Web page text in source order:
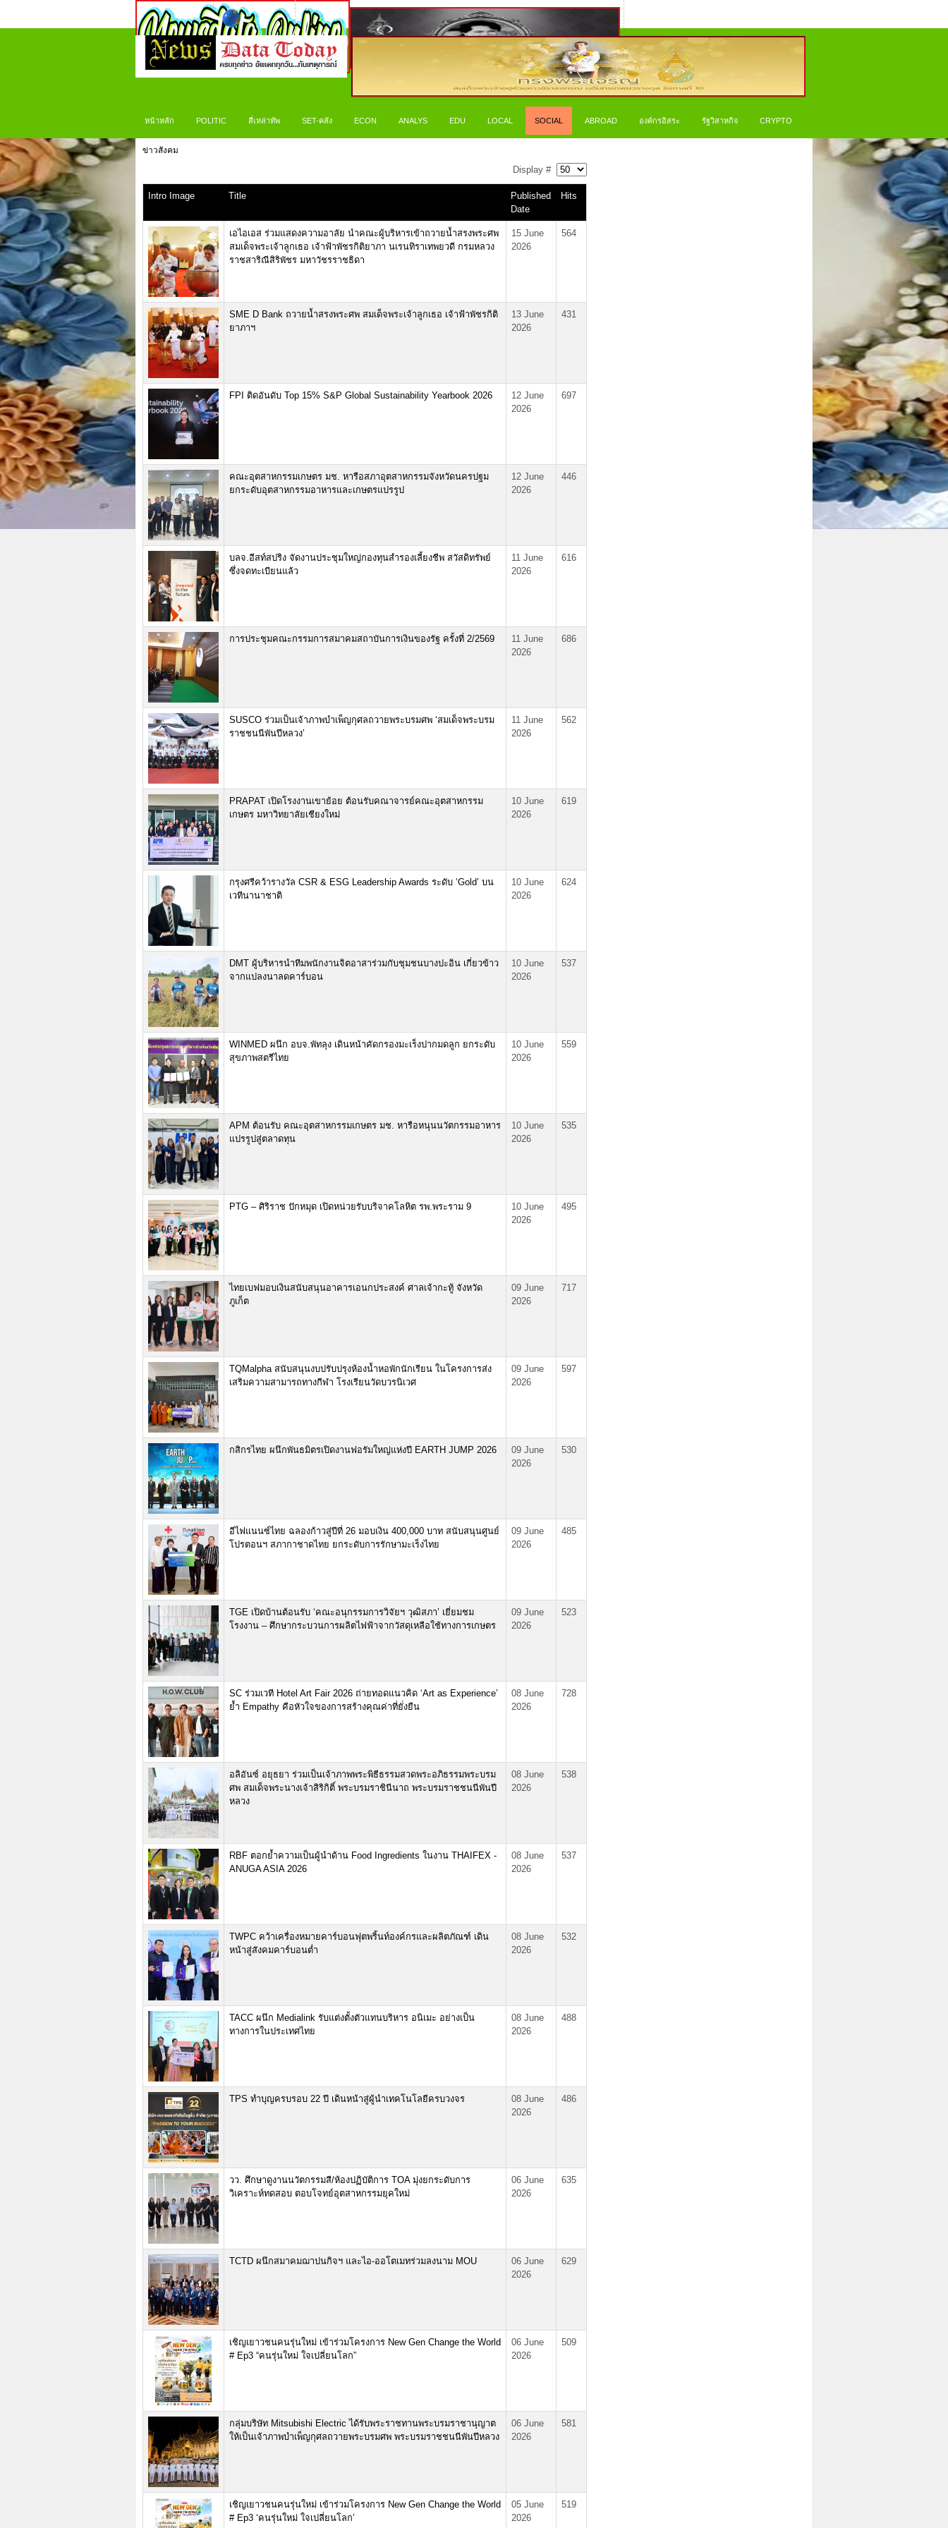
หน้าหลัก POLITIC สี่เหล่าทัพ SET-คลัง ECON ANALYS EDU LOCAL SOCIAL ABROAD องค์กรอิสระ รัฐวิสาหกิจ CRYPTO
ข่าวสังคม
Display #
Intro Image Title
Published
Date
Hits
เอไอเอส ร่วมแสดงความอาลัย นำคณะผู้บริหารเข้าถวายน้ำสรงพระศพ
สมเด็จพระเจ้าลูกเธอ เจ้าฟ้าพัชรกิติยาภา นเรนทิราเทพยวดี กรมหลวง
ราชสาริณีสิริพัชร มหาวัชรราชธิดา
15 June
2026
564
SME D Bank ถวายน้ำสรงพระศพ สมเด็จพระเจ้าลูกเธอ เจ้าฟ้าพัชรกิติ
ยาภาฯ
13 June
2026
431
FPI ติดอันดับ Top 15% S&P Global Sustainability Yearbook 2026
12 June
2026
697
คณะอุตสาหกรรมเกษตร มช. หารือสภาอุตสาหกรรมจังหวัดนครปฐม
ยกระดับอุตสาหกรรมอาหารและเกษตรแปรรูป
12 June
2026
446
บลจ.อีสท์สปริง จัดงานประชุมใหญ่กองทุนสำรองเลี้ยงชีพ สวัสดิทรัพย์
ซึ่งจดทะเบียนแล้ว
11 June
2026
616
การประชุมคณะกรรมการสมาคมสถาบันการเงินของรัฐ ครั้งที่ 2/2569
11 June
2026
686
SUSCO ร่วมเป็นเจ้าภาพบำเพ็ญกุศลถวายพระบรมศพ ‘สมเด็จพระบรม
ราชชนนีพันปีหลวง’
11 June
2026
562
PRAPAT เปิดโรงงานเขาย้อย ต้อนรับคณาจารย์คณะอุตสาหกรรม
เกษตร มหาวิทยาลัยเชียงใหม่
10 June
2026
619
กรุงศรีคว้ารางวัล CSR & ESG Leadership Awards ระดับ ‘Gold’ บน
เวทีนานาชาติ
10 June
2026
624
DMT ผู้บริหารนำทีมพนักงานจิตอาสาร่วมกับชุมชนบางปะอิน เกี่ยวข้าว
จากแปลงนาลดคาร์บอน
10 June
2026
537
WINMED ผนึก อบจ.พัทลุง เดินหน้าคัดกรองมะเร็งปากมดลูก ยกระดับ
สุขภาพสตรีไทย
10 June
2026
559
APM ต้อนรับ คณะอุตสาหกรรมเกษตร มช. หารือหนุนนวัตกรรมอาหาร
แปรรูปสู่ตลาดทุน
10 June
2026
535
PTG – ศิริราช ปักหมุด เปิดหน่วยรับบริจาคโลหิต รพ.พระราม 9
10 June
2026
495
ไทยเบฟมอบเงินสนับสนุนอาคารเอนกประสงค์ ศาลเจ้ากะทู้ จังหวัด
ภูเก็ต
09 June
2026
717
TQMalpha สนับสนุนงบปรับปรุงห้องน้ำหอพักนักเรียน ในโครงการส่ง
เสริมความสามารถทางกีฬา โรงเรียนวัดบวรนิเวศ
09 June
2026
597
กสิกรไทย ผนึกพันธมิตรเปิดงานฟอรัมใหญ่แห่งปี EARTH JUMP 2026
09 June
2026
530
อีไฟแนนซ์ไทย ฉลองก้าวสู่ปีที่ 26 มอบเงิน 400,000 บาท สนับสนุนศูนย์
โปรตอนฯ สภากาชาดไทย ยกระดับการรักษามะเร็งไทย
09 June
2026
485
TGE เปิดบ้านต้อนรับ ‘คณะอนุกรรมการวิจัยฯ วุฒิสภา’ เยี่ยมชม
โรงงาน – ศึกษากระบวนการผลิตไฟฟ้าจากวัสดุเหลือใช้ทางการเกษตร
09 June
2026
523
SC ร่วมเวที Hotel Art Fair 2026 ถ่ายทอดแนวคิด ‘Art as Experience’
ย้ำ Empathy คือหัวใจของการสร้างคุณค่าที่ยั่งยืน
08 June
2026
728
อลิอันซ์ อยุธยา ร่วมเป็นเจ้าภาพพระพิธีธรรมสวดพระอภิธรรมพระบรม
ศพ สมเด็จพระนางเจ้าสิริกิติ์ พระบรมราชินีนาถ พระบรมราชชนนีพันปี
หลวง
08 June
2026
538
RBF ตอกย้ำความเป็นผู้นำด้าน Food Ingredients ในงาน THAIFEX -
ANUGA ASIA 2026
08 June
2026
537
TWPC คว้าเครื่องหมายคาร์บอนฟุตพริ้นท์องค์กรและผลิตภัณฑ์ เดิน
หน้าสู่สังคมคาร์บอนต่ำ
08 June
2026
532
TACC ผนึก Medialink รับแต่งตั้งตัวแทนบริหาร อนิเมะ อย่างเป็น
ทางการในประเทศไทย
08 June
2026
488
TPS ทำบุญครบรอบ 22 ปี เดินหน้าสู่ผู้นำเทคโนโลยีครบวงจร
08 June
2026
486
วว. ศึกษาดูงานนวัตกรรมสี/ห้องปฏิบัติการ TOA มุ่งยกระดับการ
วิเคราะห์ทดสอบ ตอบโจทย์อุตสาหกรรมยุคใหม่
06 June
2026
635
TCTD ผนึกสมาคมฌาปนกิจฯ และไอ-ออโตเมทร่วมลงนาม MOU
06 June
2026
629
เชิญเยาวชนคนรุ่นใหม่ เข้าร่วมโครงการ New Gen Change the World
# Ep3 “คนรุ่นใหม่ ใจเปลี่ยนโลก”
06 June
2026
509
กลุ่มบริษัท Mitsubishi Electric ได้รับพระราชทานพระบรมราชานุญาต
ให้เป็นเจ้าภาพบำเพ็ญกุศลถวายพระบรมศพ พระบรมราชชนนีพันปีหลวง
06 June
2026
581
เชิญเยาวชนคนรุ่นใหม่ เข้าร่วมโครงการ New Gen Change the World
# Ep3 ‘คนรุ่นใหม่ ใจเปลี่ยนโลก’
05 June
2026
519